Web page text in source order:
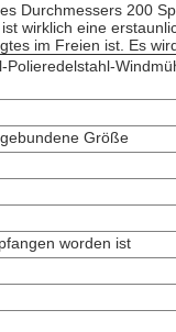
Durchmessers 200
wirklich eine
im Freien ist. Es
Größe
worden ist